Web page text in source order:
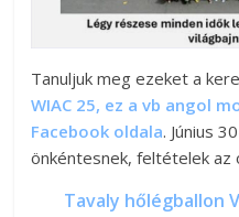
Tanuljuk meg ezeket a
WIAC 25, ez a vb angol
Facebook oldala. Június
önkéntesnek, feltételek az
Tavaly hőlégballon